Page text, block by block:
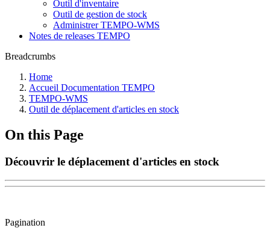
Outil d'inventaire
Outil de gestion de stock
Administrer TEMPO-WMS
Notes de releases TEMPO
Breadcrumbs
Home
Accueil Documentation TEMPO
TEMPO-WMS
Outil de déplacement d'articles en stock
On this Page
Découvrir le déplacement d'articles en stock
Pagination